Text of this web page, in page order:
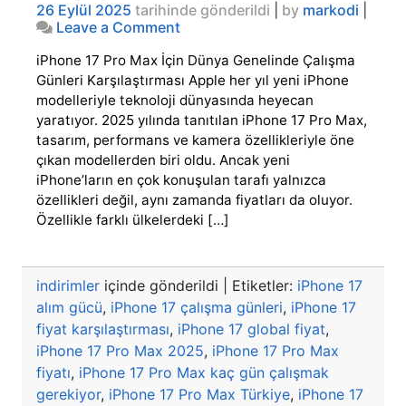
26 Eylül 2025 tarihinde gönderildi by markodi
Leave a Commenton
iPhone
17
Pro
Max
Fiyatı:
Kaç
Gün
Çalışmak
Gerekiyor?
iPhone 17 Pro Max İçin Dünya Genelinde Çalışma
Günleri Karşılaştırması Apple her yıl yeni iPhone
modelleriyle teknoloji dünyasında heyecan
yaratıyor. 2025 yılında tanıtılan iPhone 17 Pro Max,
tasarım, performans ve kamera özellikleriyle öne
çıkan modellerden biri oldu. Ancak yeni
iPhone’ların en çok konuşulan tarafı yalnızca
özellikleri değil, aynı zamanda fiyatları da oluyor.
Özellikle farklı ülkelerdeki […]
indirimler içinde gönderildi Etiketler: iPhone 17
alım gücü, iPhone 17 çalışma günleri, iPhone 17
fiyat karşılaştırması, iPhone 17 global fiyat,
iPhone 17 Pro Max 2025, iPhone 17 Pro Max
fiyatı, iPhone 17 Pro Max kaç gün çalışmak
gerekiyor, iPhone 17 Pro Max Türkiye, iPhone 17